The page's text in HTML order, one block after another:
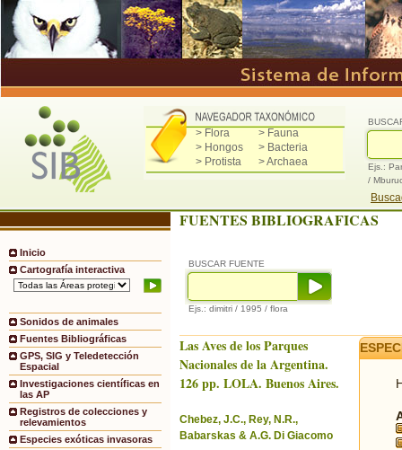
> Flora
> Fauna
> Hongos
> Bacteria
> Protista
> Archaea
Ejs.:
/
Inicio
Cartografía interactiva
Sonidos de animales
Fuentes Bibliográficas
GPS, SIG y Teledetección
Espacial
Investigaciones científicas en
las AP
Registros de colecciones y
relevamientos
Especies exóticas invasoras
FUENTES BIBLIOGRAFICAS
BUSCAR FUENTE
Ejs.: dimitri / 1995 / flora
Las Aves de los Parques
Nacionales de la Argentina.
126 pp. LOLA. Buenos Aires.
Chebez, J.C., Rey, N.R.,
Babarskas & A.G. Di Giacomo